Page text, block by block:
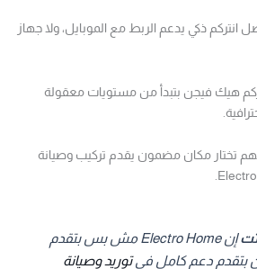
انتركم ذكي يدعم الربط مع الموبايل، ولا جهاز
هيك فيجن بتبدأ من مستويات معقولة
تختار مكان مضمون يقدم تركيب وصيانة
إن Electro Home مش بس بتقدم
بتقدم دعم كامل فيتوريد وصيانة